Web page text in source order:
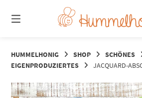
zum
Inhalt
HUMMELHONIG SHOP
SCHÖNES
EIGENPRODUZIERTES
JACQUARD-